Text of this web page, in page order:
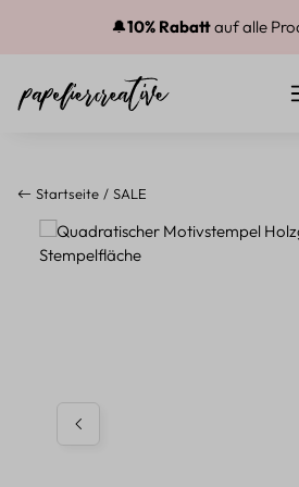
Zum Hauptinhalt springen
🔔10% Rabattauf alle
Startseite SALE
Bildergalerie überspringen